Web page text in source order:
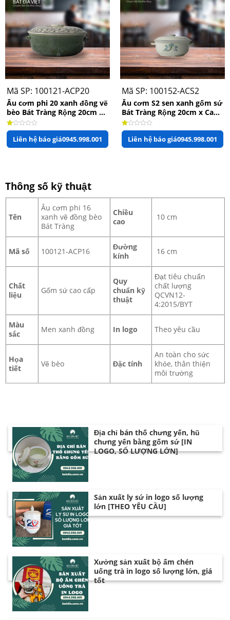
Mã SP: 100121-ACP20
Âu cơm phi 20 xanh đồng vẽ
bèo Bát Tràng Rộng 20cm x
Cao 10cm
Được
xếp
hạng
Liên hệ báo giá0945.998.001
Mã SP: 100152-ACS2
Âu cơm S2 sen xanh gốm sứ
Bát Tràng Rộng 20cm x Cao
9cm
Được
xếp
hạng
Liên hệ báo giá0945.998.001
Thông số kỹ thuật
Tên
Âu cơm phi 16
xanh vẽ đồng bèo
Bát Tràng
Chiều
cao
10 cm
Mã số 100121-ACP16
Đường
kính
16 cm
Chất
liệu
Gốm sứ cao cấp
Quy
chuẩn kỹ
thuật
Đạt tiêu chuẩn
chất lượng
QCVN12-
4:2015/BYT
Màu
sắc
Men xanh đồng In logo Theo yêu cầu
Họa
tiết
Vẽ bèo Đặc tính
An toàn cho sức
khỏe, thân thiện
môi trường
Địa chỉ bán thố chưng yến, hũ
chưng yến bằng gốm sứ [IN
LOGO, SỐ LƯỢNG LỚN]
Sản xuất ly sứ in logo số lượng
lớn [THEO YÊU CẦU]
Xưởng sản xuất bộ ấm chén
uống trà in logo số lượng lớn, giá
tốt